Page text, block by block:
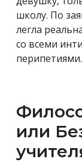
школу. По
легла
со всеми
перипетиями.
или